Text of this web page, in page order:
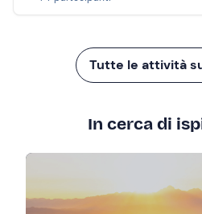
Tutte le attività
In cerca di